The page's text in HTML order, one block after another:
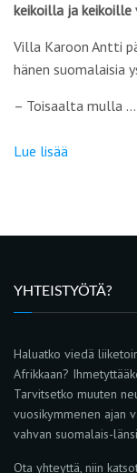
keikoilla ja
Villa Karoon Antti
hänen suomalaisia
– Toisaalta mulla …
Lue lisää
YHTEISTYÖTÄ?
Haluatko viedä
Afrikkaan?
Tarvitsetko muuten
vuosikymmenen ajan
vahvan suomalais-
Ota yhteyttä, niin